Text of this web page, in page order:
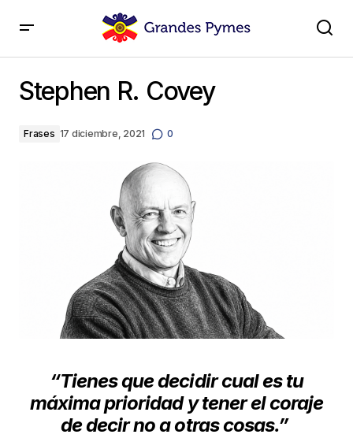
Stephen R. Covey
Frases 17 diciembre, 2021 0
“Tienes que decidir cual es tu
máxima prioridady tener el coraje
de decir no a otras cosas.”